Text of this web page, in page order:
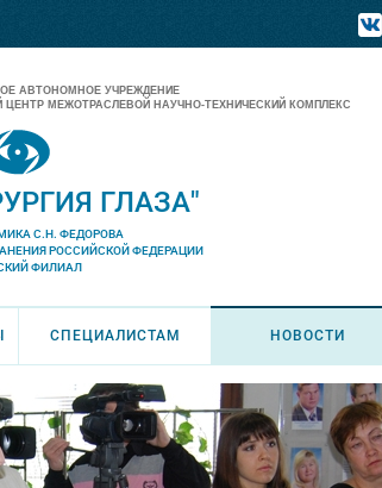
АВТОНОМНОЕ УЧРЕЖДЕНИЕ
МЕЖОТРАСЛЕВОЙ НАУЧНО-ТЕХНИЧЕСКИЙ КОМПЛЕКС
ГЛАЗА"
С.Н. ФЕДОРОВА
РОССИЙСКОЙ ФЕДЕРАЦИИ
ФИЛИАЛ
СПЕЦИАЛИСТАМ НОВОСТИ